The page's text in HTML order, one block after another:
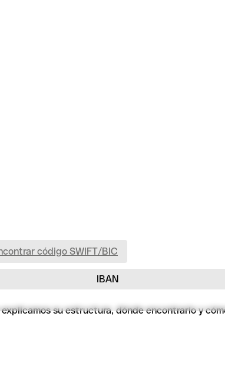
IBAN
código SWIFT/BIC
su estructura, dónde encontrarlo y